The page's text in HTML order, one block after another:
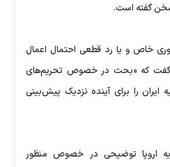
گفته است.
خاص و یا رد قطعی احتمال اعمال
گفت که «بحث در خصوص تحریم‌های
ایران را برای آینده نزدیک پیش‌بینی
اروپا توضیحی در خصوص منظور